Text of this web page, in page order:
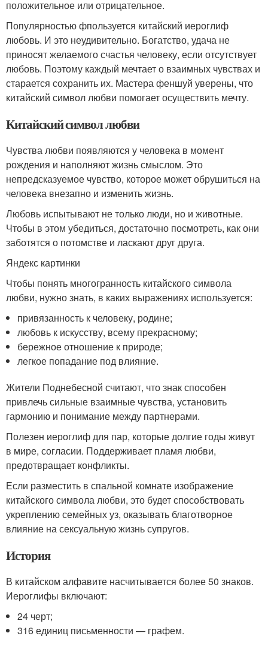
положительное или отрицательное.
Популярностью фпользуется китайский иероглиф
любовь. И это неудивительно. Богатство, удача не
приносят желаемого счастья человеку, если отсутствует
любовь. Поэтому каждый мечтает о взаимных чувствах и
старается сохранить их. Мастера феншуй уверены, что
китайский символ любви помогает осуществить мечту.
Китайский символ любви
Чувства любви появляются у человека в момент
рождения и наполняют жизнь смыслом. Это
непредсказуемое чувство, которое может обрушиться на
человека внезапно и изменить жизнь.
Любовь испытывают не только люди, но и животные.
Чтобы в этом убедиться, достаточно посмотреть, как они
заботятся о потомстве и ласкают друг друга.
Яндекс картинки
Чтобы понять многогранность китайского символа
любви, нужно знать, в каких выражениях используется:
привязанность к человеку, родине;
любовь к искусству, всему прекрасному;
бережное отношение к природе;
легкое попадание под влияние.
Жители Поднебесной считают, что знак способен
привлечь сильные взаимные чувства, установить
гармонию и понимание между партнерами.
Полезен иероглиф для пар, которые долгие годы живут
в мире, согласии. Поддерживает пламя любви,
предотвращает конфликты.
Если разместить в спальной комнате изображение
китайского символа любви, это будет способствовать
укреплению семейных уз, оказывать благотворное
влияние на сексуальную жизнь супругов.
История
В китайском алфавите насчитывается более 50 знаков.
Иероглифы включают:
24 черт;
316 единиц письменности — графем.